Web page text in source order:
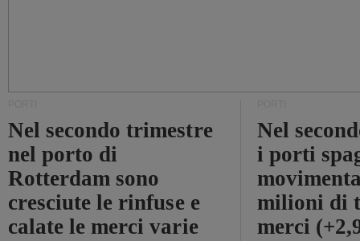
Nel secondo trimestre
nel porto di
Rotterdam sono
cresciute le rinfuse e
calate le merci varie
Nel
i porti
milioni di
merci